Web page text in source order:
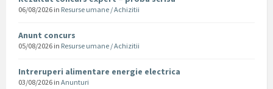
06/08/2026 in Resurse umane / Achizitii
Anunt concurs
05/08/2026 in Resurse umane / Achizitii
Intreruperi alimentare energie electrica
03/08/2026 in Anunturi